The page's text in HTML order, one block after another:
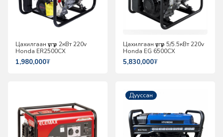
Цахилгаан үүсгүүр 2кВт 220v
Honda ER2500CX
1,980,000₮
Цахилгаан үүсгүүр 5/5.5кВт 220v
Honda EG 6500CX
5,830,000₮
Шинэ
Дууссан